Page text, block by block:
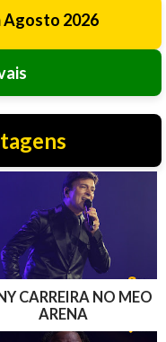
Agosto 2026
CARREIRA NO MEO
ARENA